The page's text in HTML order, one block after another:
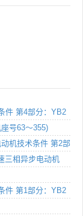
件 第4部分：YB2
号63～355)
机技术条件 第2部
三相异步电动机
件 第1部分：YB2